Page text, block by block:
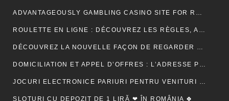
ADVANTAGEOUSLY GAMBLING CASINO SITE FOR RELY METHOD ACTING BETONLINE _ CANADA TRY YOUR LUCK
ROULETTE EN LIGNE : DÉCOUVREZ LES RÈGLES, ASTUCES ET MÉTHODES POUR GAGNER
DÉCOUVREZ LA NOUVELLE FAÇON DE REGARDER LA TÉLÉVISION AVEC MON AGENCE IPTV
DOMICILIATION ET APPEL D’OFFRES : L’ADRESSE PEUT-ELLE RASSURER UN ACHETEUR ?
JOCURI ELECTRONICE PARIURI PENTRU VENITURI SUPLIMENTARE – RO 🍾
SLOTURI CU DEPOZIT DE 1 LIRĂ ❤ ÎN ROMÂNIA 🍀